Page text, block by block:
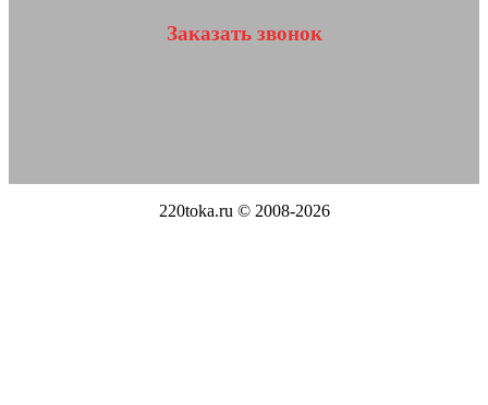
Заказать звонок
220toka.ru © 2008-2026